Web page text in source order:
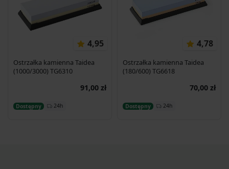
4,95
Ostrzałka kamienna Taidea
(1000/3000) TG6310
91,00 zł
Dostępny 24h
Dodaj do koszyka
4,78
Ostrzałka kamienna Taidea
(180/600) TG6618
70,00 zł
Dostępny 24h
Dodaj do koszyka